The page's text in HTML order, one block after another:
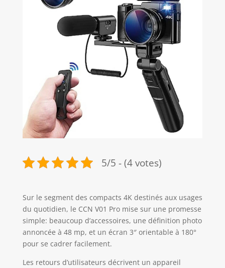
5/5 - (4 votes)
Sur le segment des compacts 4K destinés aux usages
du quotidien, le CCN V01 Pro mise sur une promesse
simple: beaucoup d’accessoires, une définition photo
annoncée à 48 mp, et un écran 3″ orientable à 180°
pour se cadrer facilement.
Les retours d’utilisateurs décrivent un appareil